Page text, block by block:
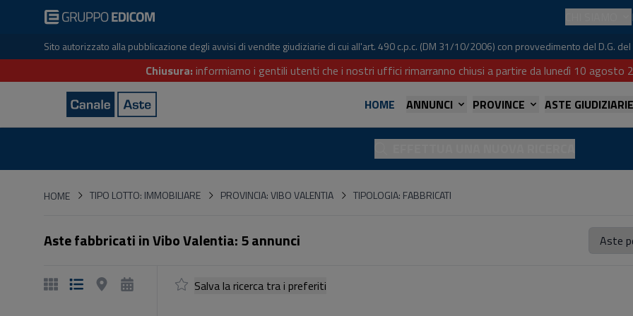
Sito autorizzato alla pubblicazione degli avvisi di vendite giudiziarie di cui all'art. 490 c.p.c. (DM 31/10/2006) con provvedimento del D.G.
Chiusura: informiamo i gentili utenti che i nostri uffici rimarranno chiusi a partire da lunedì 10
HOME
ANNUNCI PROVINCE ASTE GIUDIZIARIE
HOMEHOMETIPO LOTTO: IMMOBILIARE PROVINCIA: VIBO VALENTIA TIPOLOGIA: FABBRICATI
Aste fabbricati in Vibo Valentia: 5 annunci
Salva la ricerca tra i preferiti